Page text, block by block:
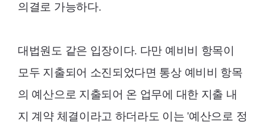
의결로 가능하다.
대법원도 같은 입장이다. 다만 예비비 항목이
모두 지출되어 소진되었다면 통상 예비비 항목
의 예산으로 지출되어 온 업무에 대한 지출 내
지 계약 체결이라고 하더라도 이는 '예산으로 정